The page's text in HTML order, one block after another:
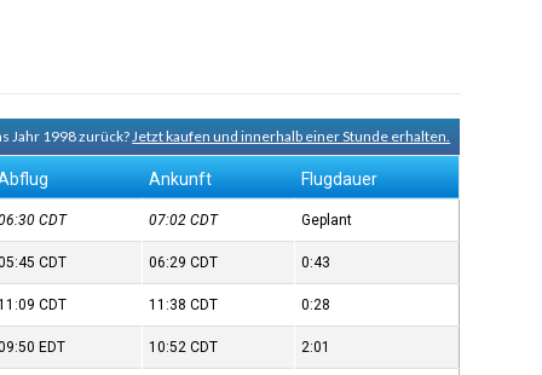
Jahr 1998 zurück?Jetzt kaufen und innerhalb einer Stunde erhalten.
Ankunft Flugdauer
CDT 07:02CDT Geplant
CDT 06:29CDT 0:43
CDT 11:38CDT 0:28
EDT 10:52CDT 2:01